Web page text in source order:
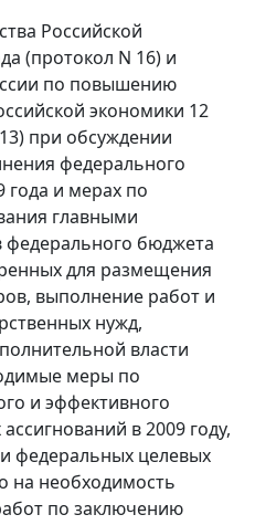
Российской
(протокол N 16) и
по повышению
экономики 12
при обсуждении
федерального
года и мерах по
главными
федерального бюджета
для размещения
выполнение работ и
нужд,
власти
меры по
и эффективного
в 2009 году,
федеральных целевых
на необходимость
по заключению